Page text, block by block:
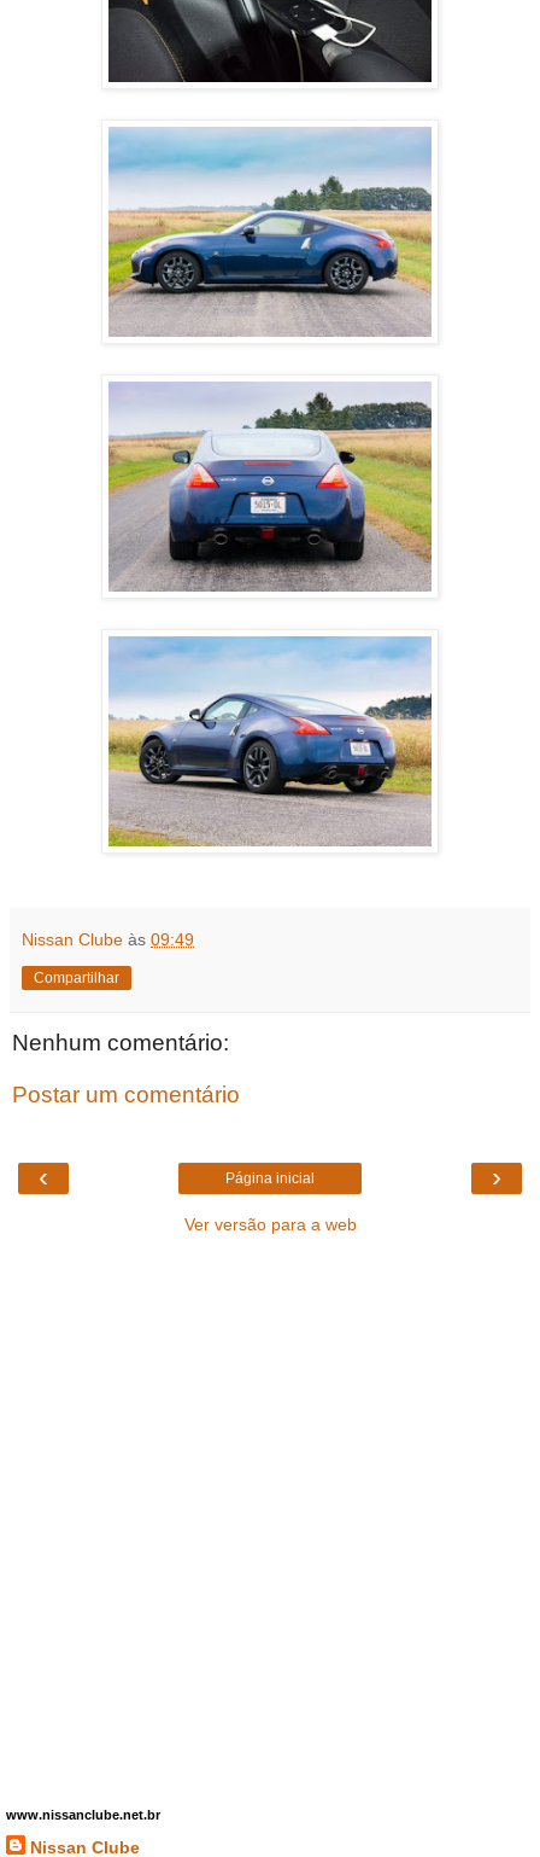
Nissan Clube às 09:49
Compartilhar
Nenhum comentário:
Postar um comentário
‹ ›
Página inicial
Ver versão para a web
www.nissanclube.net.br
Nissan Clube